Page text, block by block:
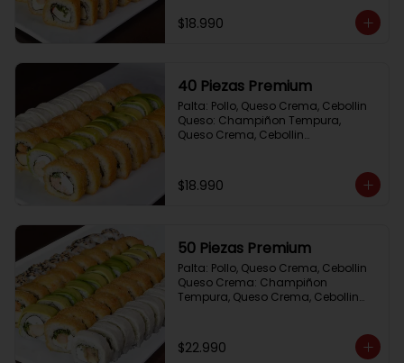
Frito 4: Kanikama, Queso Crema,
Cebollin
$18.990
40 Piezas Premium
Palta: Pollo, Queso Crema, Cebollin
Queso: Champiñon Tempura,
Queso Crema, Cebollin
Cebollin
$18.990
50 Piezas Premium
Palta: Pollo, Queso Crema, Cebollin
Queso Crema: Champiñon
Tempura, Queso Crema, Cebollin
Cebollin
Frito 2: Pollo, Queso Crema, Cebollin
$22.990